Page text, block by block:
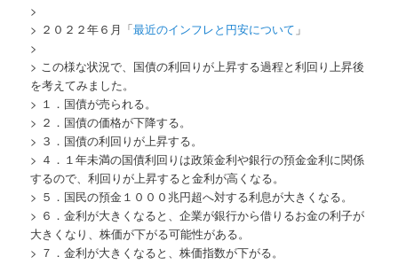
>
> ２０２２年６月「最近のインフレと円安について 」
>
> この様な状況で、国債の利回りが上昇する過程と利回り上昇後
を考えてみました。
> １．国債が売られる。
> ２．国債の価格が下降する。
> ３．国債の利回りが上昇する。
> ４．１年未満の国債利回りは政策金利や銀行の預金金利に関係
するので、利回りが上昇すると金利が高くなる。
> ５．国民の預金１０００兆円超へ対する利息が大きくなる。
> ６．金利が大きくなると、企業が銀行から借りるお金の利子が
大きくなり、株価が下がる可能性がある。
> ７．金利が大きくなると、株価指数が下がる。